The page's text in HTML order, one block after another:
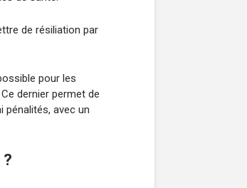
de résiliation par
pour les
Ce dernier permet de
avec un